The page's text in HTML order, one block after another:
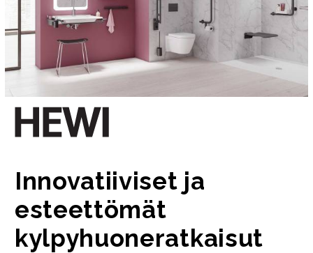
Innovatiiviset ja
esteettömät
kylpyhuoneratkaisut